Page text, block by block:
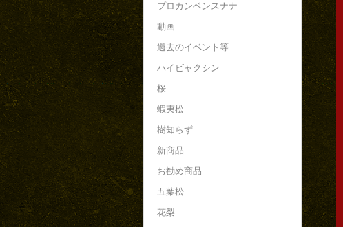
プロカンベンスナナ
動画
過去のイベント等
ハイビャクシン
桜
蝦夷松
樹知らず
新商品
お勧め商品
五葉松
花梨